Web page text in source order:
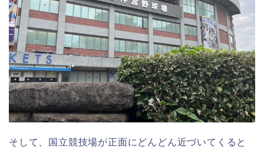
そして、国立競技場が正面にどんどん近づいてくると